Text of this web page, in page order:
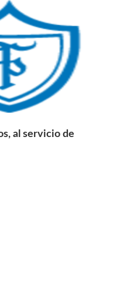
al servicio de